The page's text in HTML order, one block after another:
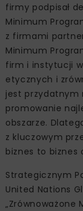
firmy podpisał
Minimum
z firmami
Minimum
firm i instytucji
etycznych i
jest przydatnym
promowanie
obszarze.
z kluczowym
biznes to biznes
Strategicznym
United Nations
„Zrównoważone